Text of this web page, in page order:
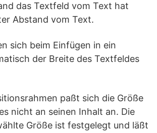
das Textfeld vom Text hat
Abstand vom Text.
sich beim Einfügen in ein
der Breite des Textfeldes
paßt sich die Größe
nicht an seinen Inhalt an. Die
Größe ist festgelegt und läßt